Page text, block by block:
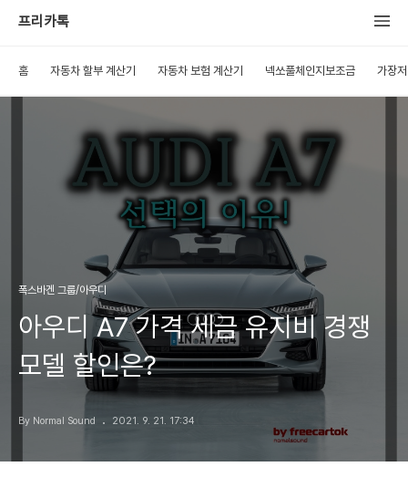
프리카톡
홈 자동차 할부 계산기 자동차 보험 계산기 넥쏘풀체인지보조금 가장
폭스바겐 그룹/아우디
아우디 A7 가격 세금 유지비 경쟁
모델 할인은?
By Normal Sound 2021. 9. 21. 17:34